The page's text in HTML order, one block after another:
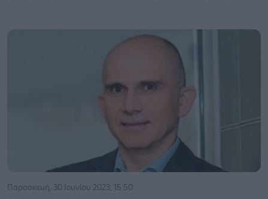
Παρασκευή, 30 Ιουνίου 2023, 15:50